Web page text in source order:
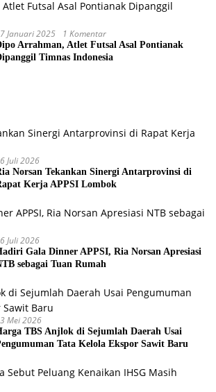
Januari 2025 1 Komentar
Arrahman, Atlet Futsal Asal Pontianak
Timnas Indonesia
Juli 2026
Norsan Tekankan Sinergi Antarprovinsi di
Kerja APPSI Lombok
Juli 2026
Gala Dinner APPSI, Ria Norsan Apresiasi
sebagai Tuan Rumah
Mei 2026
TBS Anjlok di Sejumlah Daerah Usai
Tata Kelola Ekspor Sawit Baru